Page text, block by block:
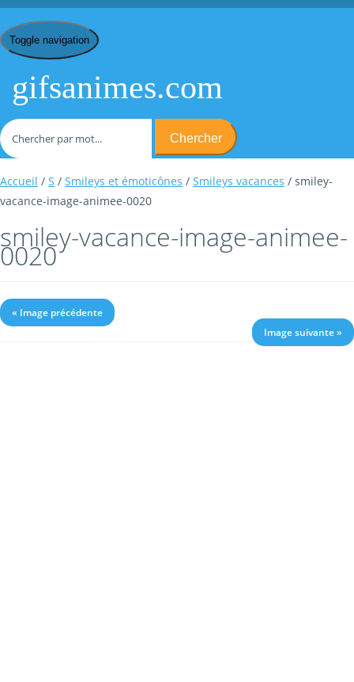
Toggle navigation
gifsanimes.com
Chercher
Accueil / S / Smileys et émoticônes / Smileys vacances / smiley-
vacance-image-animee-0020
smiley-vacance-image-animee-
0020
« Image précédente
Image suivante »